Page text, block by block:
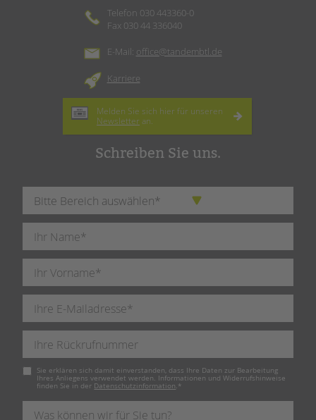
Telefon 030 443360-0
Fax 030 44 336040
E-Mail: office@tandembtl.de
Karriere
Melden Sie sich hier für unseren
Newsletter an.
Schreiben Sie uns.
Pflichtfeld
Sie erklären sich damit einverstanden, dass Ihre Daten zur Bearbeitung
Ihres Anliegens verwendet werden. Informationen und Widerrufshinweise
finden Sie in der Datenschutzinformation. *